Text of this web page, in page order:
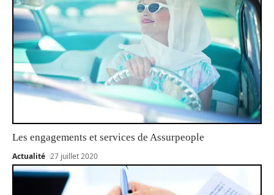
Les engagements et services de Assurpeople
Actualité 27 juillet 2020